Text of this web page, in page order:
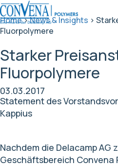
Home>News & Insights >
Fluorpolymere
Starker
Fluorpolymere
03.03.2017
Statement des
Kappius
Nachdem die Delacamp AG
Geschäftsbereich Convena